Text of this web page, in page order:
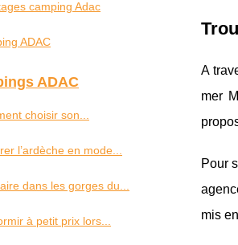
A
mer
Pour
mis
camping Adac
ADAC
ADAC
choisir son...
l’ardèche en mode...
dans les gorges du...
à petit prix lors...